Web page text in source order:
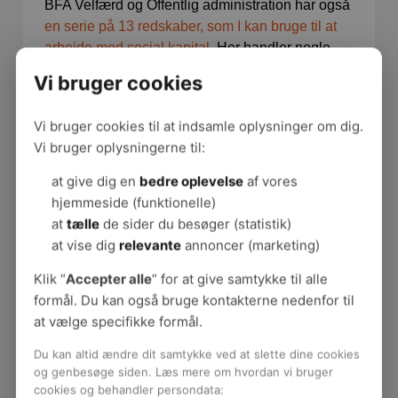
BFA Velfærd og Offentlig administration har også
en serie på 13 redskaber, som I kan bruge til at
arbejde med social kapital. Her handler nogle
jeres sociale kapital, andre om at sætte dialogen
redskaber er tjeklister og metoder til at give
social kapital et eftersyn. Endelig er der et
redskab til at måle den social kapital.
Svarene kridter banen op
Det er hverken spørgsmålene eller svarene i sig
selv, der skaber bedre arbejdsmiljø. Det er ikke
nok at blive hørt. Der skal handling til. Men
kunne man så ikke bare springe spørgsmålene
- Nej, spørgsmål og svar kridter banen op, og der
Vi bruger cookies
Vi bruger cookies til at indsamle oplysninger om dig.
Vi bruger oplysningerne til:
at give dig en bedre oplevelseaf vores
hjemmeside (funktionelle)
at tællede sider du besøger (statistik)
at vise dig relevanteannoncer (marketing)
Klik “Accepter alle” for at give samtykke til alle
formål. Du kan også bruge kontakterne nedenfor til
at vælge specifikke formål.
Du kan altid ændre dit samtykke ved at slette dine cookies
og genbesøge siden. Læs mere om hvordan vi bruger
cookies og behandler persondata: